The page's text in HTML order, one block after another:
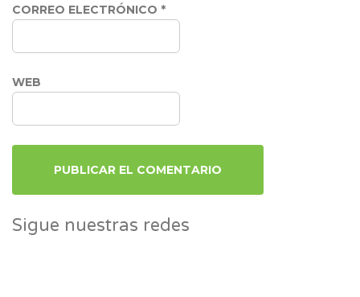
CORREO ELECTRÓNICO *
WEB
Sigue nuestras redes